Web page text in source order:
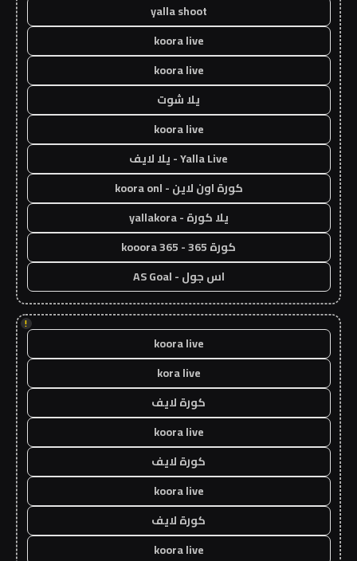
yalla shoot
koora live
koora live
يلا شوت
koora live
Yalla Live - يلا لايف
كورة اون لاين - koora onl
يلا كورة - yallakora
كورة 365 - kooora 365
اس جول - AS Goal
!
koora live
kora live
كورة لايف
koora live
كورة لايف
koora live
كورة لايف
koora live